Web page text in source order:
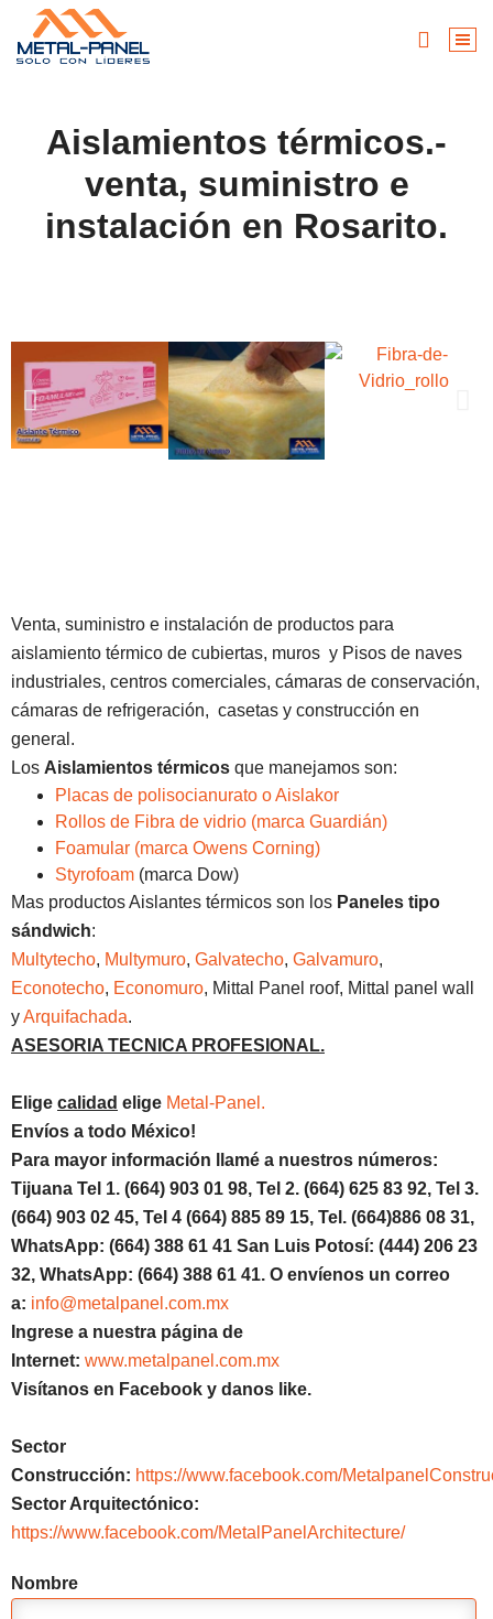
Aislamientos térmicos.-
venta, suministro e
instalación en Rosarito.
Venta, suministro e instalación de productos para
aislamiento térmico de cubiertas, muros y Pisos de naves
industriales, centros comerciales, cámaras de conservación,
cámaras de refrigeración, casetas y construcción en
general.
Los Aislamientos térmicos que manejamos son:
Placas de polisocianurato o Aislakor
Rollos de Fibra de vidrio (marca Guardián)
Foamular (marca Owens Corning)
Styrofoam (marca Dow)
Mas productos Aislantes térmicos son los Paneles tipo
sándwich:
Multytecho, Multymuro, Galvatecho, Galvamuro,
Econotecho, Economuro, Mittal Panel roof, Mittal panel wall
yArquifachada.
ASESORIA TECNICA PROFESIONAL.
Elige calidad elige Metal-Panel.
Envíos a todo México!
Para mayor información llamé a nuestros números:
Tijuana Tel 1. (664) 903 01 98, Tel 2. (664) 625 83 92, Tel 3.
(664) 903 02 45, Tel 4 (664) 885 89 15, Tel. (664)886 08 31,
WhatsApp: (664) 388 61 41 San Luis Potosí: (444) 206 23
32, WhatsApp: (664) 388 61 41. O envíenos un correo
a: info@metalpanel.com.mx
Ingrese a nuestra página de
Internet: www.metalpanel.com.mx
Visítanos en Facebook y danos like.
Sector
Construcción: https://www.facebook.com/
Sector Arquitectónico:
https://www.facebook.com/MetalPanelArchitecture/
Nombre